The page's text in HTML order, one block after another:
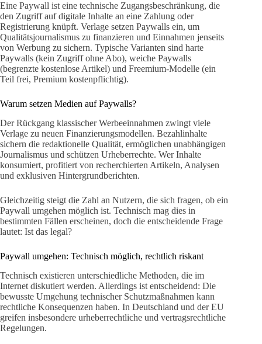
Eine Paywall ist eine technische Zugangsbeschränkung, die
den Zugriff auf digitale Inhalte an eine Zahlung oder
Registrierung knüpft. Verlage setzen Paywalls ein, um
Qualitätsjournalismus zu finanzieren und Einnahmen jenseits
von Werbung zu sichern. Typische Varianten sind harte
Paywalls (kein Zugriff ohne Abo), weiche Paywalls
(begrenzte kostenlose Artikel) und Freemium-Modelle (ein
Teil frei, Premium kostenpflichtig).
Warum setzen Medien auf Paywalls?
Der Rückgang klassischer Werbeeinnahmen zwingt viele
Verlage zu neuen Finanzierungsmodellen. Bezahlinhalte
sichern die redaktionelle Qualität, ermöglichen unabhängigen
Journalismus und schützen Urheberrechte. Wer Inhalte
konsumiert, profitiert von recherchierten Artikeln, Analysen
und exklusiven Hintergrundberichten.
Gleichzeitig steigt die Zahl an Nutzern, die sich fragen, ob ein
Paywall umgehen möglich ist. Technisch mag dies in
bestimmten Fällen erscheinen, doch die entscheidende Frage
lautet: Ist das legal?
Paywall umgehen: Technisch möglich, rechtlich riskant
Technisch existieren unterschiedliche Methoden, die im
Internet diskutiert werden. Allerdings ist entscheidend: Die
bewusste Umgehung technischer Schutzmaßnahmen kann
rechtliche Konsequenzen haben. In Deutschland und der EU
greifen insbesondere urheberrechtliche und vertragsrechtliche
Regelungen.